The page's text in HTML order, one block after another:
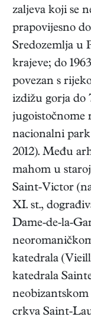
zaljeva koji se
prapovijesno
Sredozemlja u
krajeve; do
povezan s
izdižu gorja do
jugoistočnome
nacionalni park
2012). Među
mahom u
Saint-Victor
XI. st.,
Dame-de-la-
katedrala
katedrala
crkva Saint-